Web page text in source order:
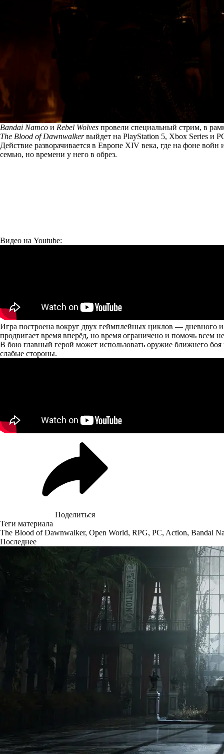
Bandai Namco и Rebel Wolves провели специальный стрим, в
The Blood of Dawnwalkerвыйдет на PlayStation 5, Xbox Series и
Действие разворачивается в Европе XIV века, где на фоне
семью, но времени у него в обрез.
Видео на Youtube:
Игра построена вокруг двух геймплейных циклов — дневного
продвигает время вперёд, но время ограничено и помочь всем
В бою главный герой может использовать оружие ближнего
слабые стороны.
Поделиться
Теги материала
The Blood of Dawnwalker, Open World, RPG, PC, Action, Bandai
Последнее